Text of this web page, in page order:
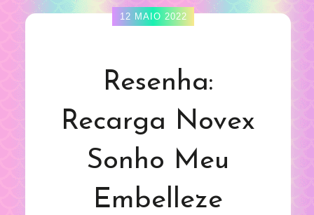
12 MAIO 2022
Resenha:
Recarga Novex
Sonho Meu
Embelleze